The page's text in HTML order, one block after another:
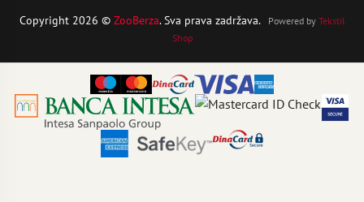
Copyright 2026 © ZooBerza. Sva prava zadržava. Powered by Tekstil
Shop